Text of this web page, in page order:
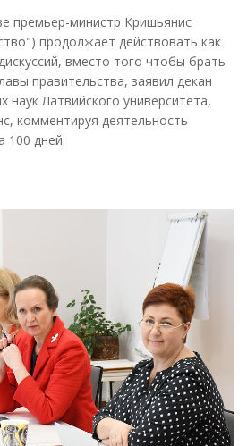
премьер-министр Кришьянис
продолжает действовать как
вместо того чтобы брать
правительства, заявил декан
наук Латвийского университета,
комментируя деятельность
100 дней.